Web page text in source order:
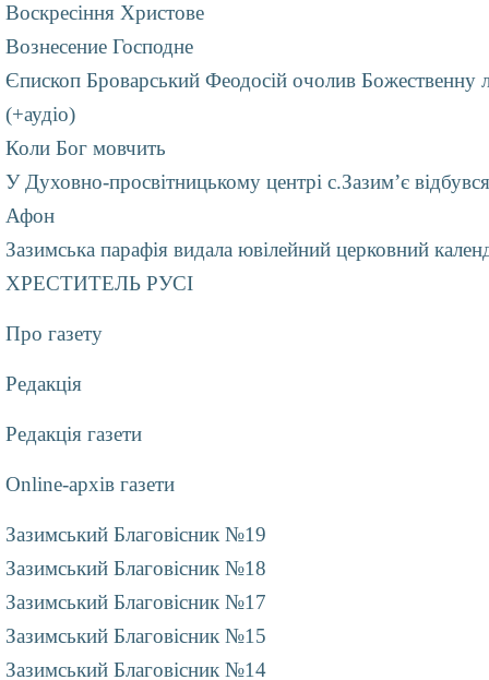
Воскресіння Христове
Вознесение Господне
Єпископ Броварський Феодосій очолив Божественну
(+аудіо)
Коли Бог мовчить
У Духовно-просвітницькому центрі с.Зазим’є
Афон
Зазимська парафія видала ювілейний церковний
ХРЕСТИТЕЛЬ РУСІ
Про газету
Редакція
Редакція газети
Online-архів газети
Зазимський Благовісник №19
Зазимський Благовісник №18
Зазимський Благовісник №17
Зазимський Благовісник №15
Зазимський Благовісник №14